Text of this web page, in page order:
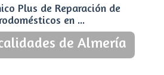
Plus de Reparación de
en ...
de Almería